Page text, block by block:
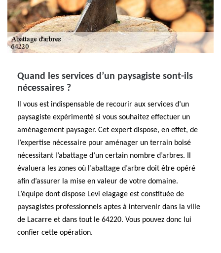
Quand les services d’un paysagiste sont-ils
nécessaires ?
Il vous est indispensable de recourir aux services d’un
paysagiste expérimenté si vous souhaitez effectuer un
aménagement paysager. Cet expert dispose, en effet, de
l’expertise nécessaire pour aménager un terrain boisé
nécessitant l’abattage d’un certain nombre d’arbres. Il
évaluera les zones où l’abattage d’arbre doit être opéré
afin d’assurer la mise en valeur de votre domaine.
L’équipe dont dispose Levi elagage est constituée de
paysagistes professionnels aptes à intervenir dans la ville
de Lacarre et dans tout le 64220. Vous pouvez donc lui
confier cette opération.